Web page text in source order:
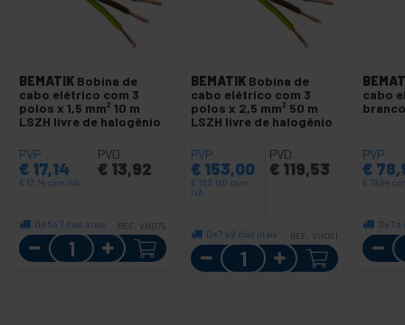
BEMATIK Bobina de
cabo elétrico com 3
polos x 1,5 mm² 10 m
LSZH livre de halogênio
PVP
€ 17,14
€ 17,14 com IVA
PVD
€13,92
De 6 a 7 dias úteis REF: VH079
Quantidade
BEMATIK Bobina de
cabo elétrico com 3
polos x 2,5 mm² 50 m
LSZH livre de halogênio
PVP
€ 153,00
€ 153,00 com
IVA
PVD
€119,53
De 7 a 8 dias úteis REF: VH091
Quantidade
cabo
PVP
€
€ 78,94
De 7